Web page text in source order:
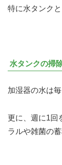
特に水タンク
水タンクの掃
加湿器の水は
更に、週に1回
ラルや雑菌の